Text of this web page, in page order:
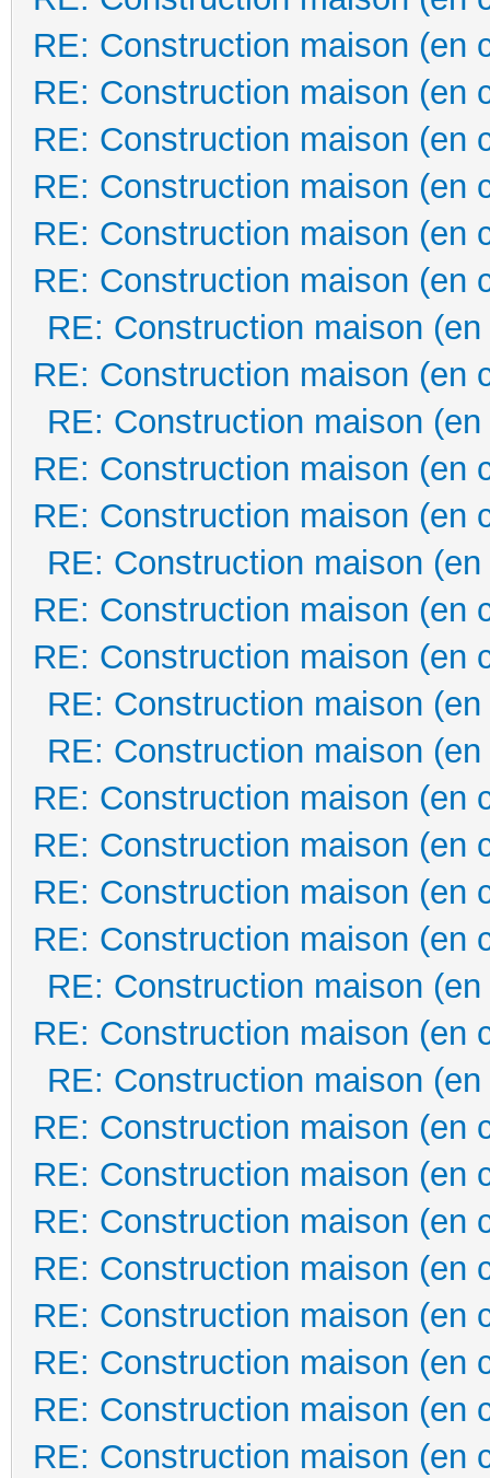
RE: Construction maison (en
RE: Construction maison (en
RE: Construction maison (en
RE: Construction maison (en
RE: Construction maison (en
RE: Construction maison (en
RE: Construction maison
RE: Construction maison (en
RE: Construction maison
RE: Construction maison (en
RE: Construction maison (en
RE: Construction maison
RE: Construction maison (en
RE: Construction maison (en
RE: Construction maison
RE: Construction maison
RE: Construction maison (en
RE: Construction maison (en
RE: Construction maison (en
RE: Construction maison (en
RE: Construction maison
RE: Construction maison (en
RE: Construction maison
RE: Construction maison (en
RE: Construction maison (en
RE: Construction maison (en
RE: Construction maison (en
RE: Construction maison (en
RE: Construction maison (en
RE: Construction maison (en
RE: Construction maison (en